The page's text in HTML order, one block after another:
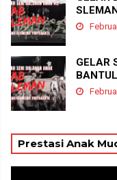
GELAR
Prestasi Anak